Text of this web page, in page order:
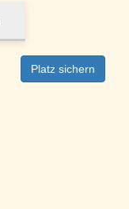
Platz sichern